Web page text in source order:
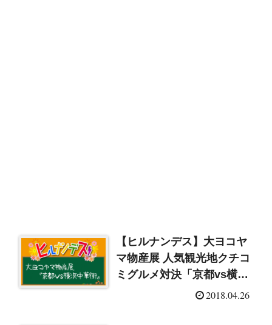
【ヒルナンデス】大ヨコヤ
マ物産展 人気観光地クチコ
ミグルメ対決「京都vs横浜
中華街」（2018/4/26）
2018.04.26